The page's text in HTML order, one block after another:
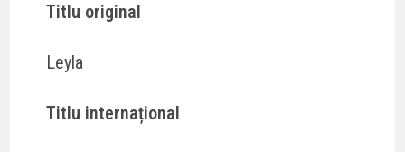
Titlu original
Leyla
Titlu internațional